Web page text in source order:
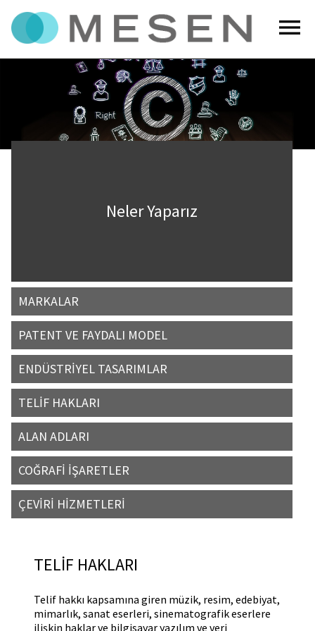
menu
Neler Yaparız
MARKALAR
PATENT VE FAYDALI MODEL
ENDÜSTRİYEL TASARIMLAR
TELİF HAKLARI
ALAN ADLARI
COĞRAFİ İŞARETLER
ÇEVİRİ HİZMETLERİ
TELİF HAKLARI
Telif hakkı kapsamına giren müzik, resim, edebiyat,
mimarlık, sanat eserleri, sinematografik eserlere
ilişkin haklar ve bilgisayar yazılım ve veri